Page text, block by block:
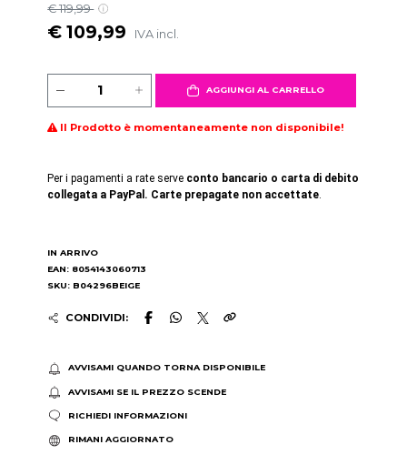
€ 119,99
€ 109,99 IVA incl.
AGGIUNGI AL CARRELLO
Il Prodotto è momentaneamente non disponibile!
Per i pagamenti a rate serve conto bancario o carta di debito
collegata a PayPal. Carte prepagate non accettate.
IN ARRIVO
EAN: 8054143060713
SKU: B04296BEIGE
CONDIVIDI:
AVVISAMI QUANDO TORNA DISPONIBILE
AVVISAMI SE IL PREZZO SCENDE
RICHIEDI INFORMAZIONI
RIMANI AGGIORNATO